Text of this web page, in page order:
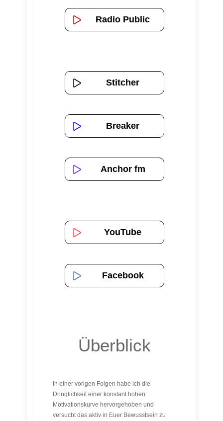
Radio Public
Stitcher
Breaker
Anchor fm
YouTube
Facebook
Überblick
In einer vorigen Folgen habe ich die
Dringlichkeit einer konstant hohen
Motivationskurve hervorgehoben und
versucht das aktiv in Euer Bewusstsein zu